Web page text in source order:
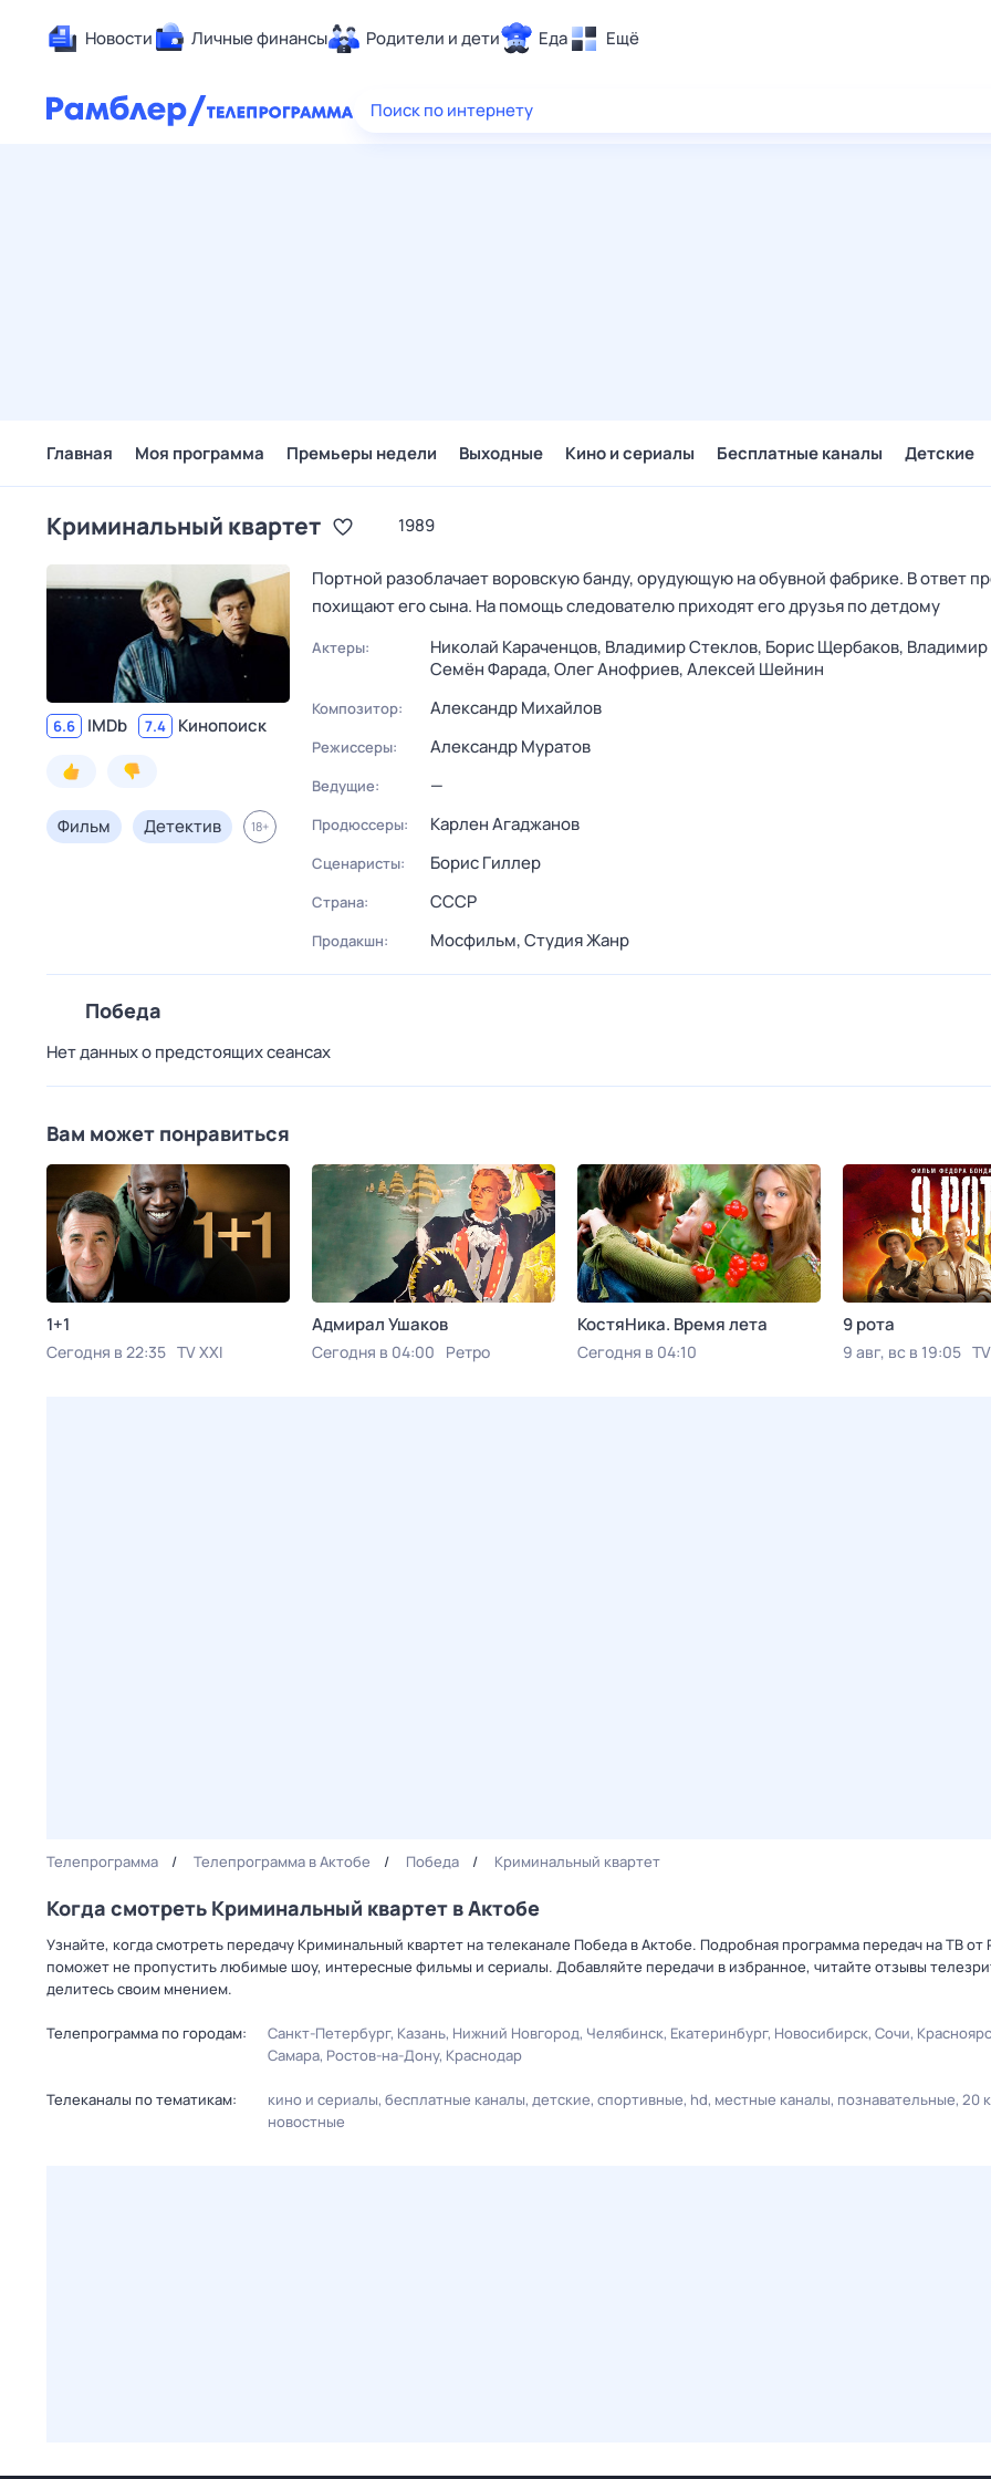
Новости Личные финансы Родители и дети Еда Ещё
Здоровье
Поиск по интернету
Главная Моя программа Премьеры недели Выходные Кино и сериалы Бесплатные каналы Детские
Криминальный квартет 1989
6.6 IMDb 7.4 Кинопоиск
Фильм Детектив 18+
Портной разоблачает воровскую банду, орудующую на обувной фабрике. В ответ
похищают его сына. На помощь следователю приходят его друзья по детдому
Актеры: Николай Караченцов, Владимир Стеклов, Борис Щербаков,
Семён Фарада,Олег Анофриев,Алексей Шейнин
Композитор: Александр Михайлов
Режиссеры: Александр Муратов
Ведущие: —
Продюссеры: Карлен Агаджанов
Сценаристы: Борис Гиллер
Страна: СССР
Продакшн: Мосфильм,Студия Жанр
Победа
Нет данных о предстоящих сеансах
Вам может понравиться
1+1
Сегодня в 22:35 TV XXI
Адмирал Ушаков
Сегодня в 04:00 Ретро
КостяНика. Время лета
Сегодня в 04:10
9 рота
9 авг, вс в 19:05
Телепрограмма Телепрограмма в Актобе Победа Криминальный квартет
Когда смотреть Криминальный квартет в Актобе
Узнайте, когда смотреть передачу Криминальный квартет на телеканале Победа в Актобе. Подробная программа передач на ТВ от
поможет не пропустить любимые шоу, интересные фильмы и сериалы. Добавляйте передачи в избранное, читайте отзывы
делитесь своим мнением.
Телепрограмма по городам: Санкт-Петербург Казань Нижний Новгород Челябинск Екатеринбург Новосибирск Сочи
Самара Ростов-на-Дону Краснодар
Телеканалы по тематикам: кино и сериалы бесплатные каналы детские спортивные hd местные каналы познавательные 20
новостные